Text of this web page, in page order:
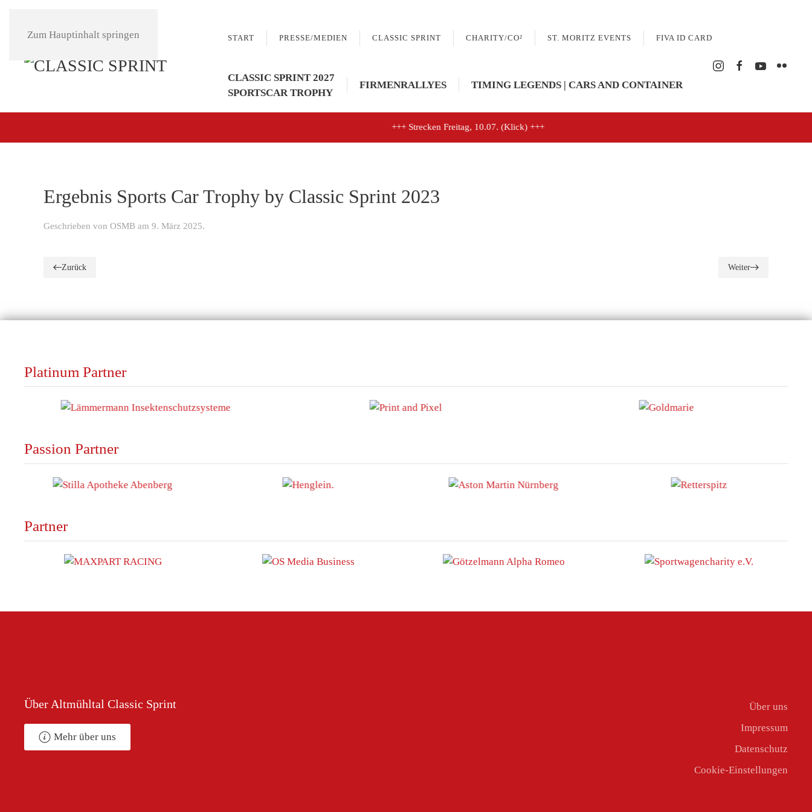
Zum Hauptinhalt springen START PRESSE/MEDIEN CLASSIC SPRINT CHARITY/CO² ST. MORITZ EVENTS FIVA ID CARD
CLASSIC SPRINT 2027
SPORTSCAR TROPHY
FIRMENRALLYES TIMING LEGENDS | CARS AND CONTAINER
+++ Strecken Freitag, 10.07. (Klick) +++
Ergebnis Sports Car Trophy by Classic Sprint 2023
Geschrieben von OSMB am 9. März 2025.
Zurück Weiter
Platinum Partner
Passion Partner
Partner
Über Altmühltal Classic Sprint
Mehr über uns
Über uns
Impressum
Datenschutz
Cookie-Einstellungen